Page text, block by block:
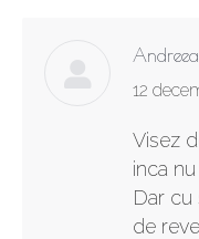
says:
12
Visez
inca
Dar cu
de